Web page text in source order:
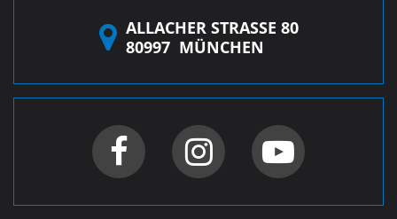
ALLACHER STRASSE 80
80997 MÜNCHEN